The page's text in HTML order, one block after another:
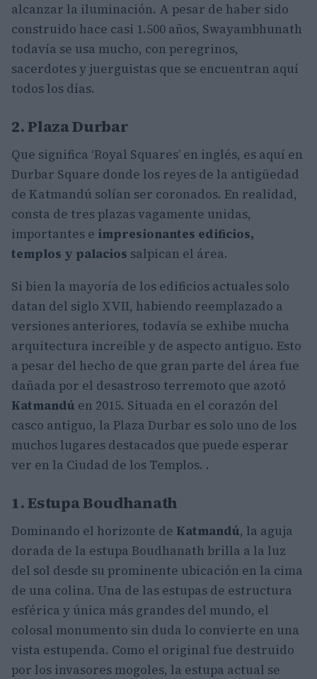
alcanzar la iluminación. A pesar de haber sido
construido hace casi 1.500 años, Swayambhunath
todavía se usa mucho, con peregrinos,
sacerdotes y juerguistas que se encuentran aquí
todos los días.
2. Plaza Durbar
Que significa ‘Royal Squares’ en inglés, es aquí en
Durbar Square donde los reyes de la antigüedad
de Katmandú solían ser coronados. En realidad,
consta de tres plazas vagamente unidas,
importantes e impresionantes edificios,
templos y palacios salpican el área.
Si bien la mayoría de los edificios actuales solo
datan del siglo XVII, habiendo reemplazado a
versiones anteriores, todavía se exhibe mucha
arquitectura increíble y de aspecto antiguo. Esto
a pesar del hecho de que gran parte del área fue
dañada por el desastroso terremoto que azotó
Katmandú en 2015. Situada en el corazón del
casco antiguo, la Plaza Durbar es solo uno de los
muchos lugares destacados que puede esperar
ver en la Ciudad de los Templos. .
1. Estupa Boudhanath
Dominando el horizonte de Katmandú, la aguja
dorada de la estupa Boudhanath brilla a la luz
del sol desde su prominente ubicación en la cima
de una colina. Una de las estupas de estructura
esférica y única más grandes del mundo, el
colosal monumento sin duda lo convierte en una
vista estupenda. Como el original fue destruido
por los invasores mogoles, la estupa actual se